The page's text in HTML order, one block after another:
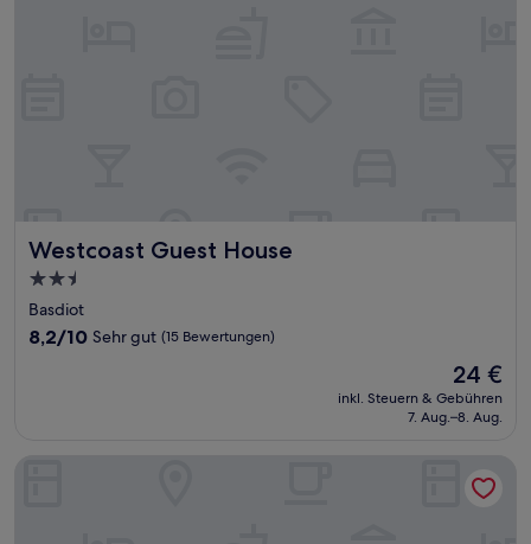
Westcoast Guest House
Westcoast Guest House
2.5-
Sterne-
Unterkunft
Basdiot
8.2
Bewertungen)
8,2/10 Sehr gut (15 Bewertungen)
Der
Preis
beträgt
24 €
inkl. Steuern & Gebühren
7. Aug.–8. Aug.
Ananas Guesthouse